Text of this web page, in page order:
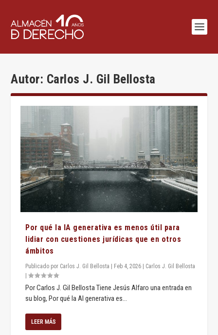
Autor: Carlos J. Gil Bellosta
Por qué la IA generativa es menos útil para
lidiar con cuestiones jurídicas que en otros
ámbitos
Publicado por Carlos J. Gil Bellosta | Feb 4, 2026 | Carlos J. Gil Bellosta
|
Por Carlos J. Gil Bellosta Tiene Jesús Alfaro una entrada en
su blog, Por qué la AI generativa es...
LEER MÁS